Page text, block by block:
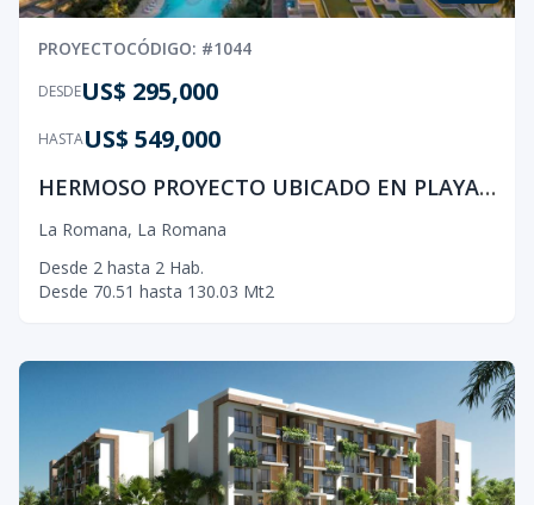
PROYECTOCÓDIGO: #1044
DESDEUS$ 295,000
HASTAUS$ 549,000
HERMOSO PROYECTO UBICADO EN PLAYA BONITA, LAS TERRENAS
La Romana, La Romana
Desde 2 hasta 2 Hab.
Desde 70.51 hasta 130.03 Mt2